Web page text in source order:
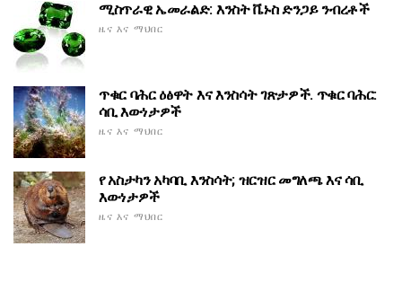
ሚስጥራዊ ኤመራልድ: እንስት ቬኑስ ድንጋይ ንብረቶች
ዜና እና ማህበር
ጥቁር ባሕር ዕፅዋት እና እንስሳት ገጽታዎች. ጥቁር ባሕር:
ሳቢ እውነታዎች
ዜና እና ማህበር
የ አስታካን አካባቢ እንስሳት; ዝርዝር መግለጫ እና ሳቢ
እውነታዎች
ዜና እና ማህበር